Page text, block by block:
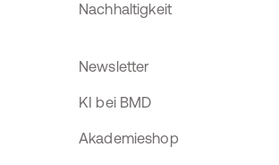
Nachhaltigkeit
Newsletter
KI bei BMD
Akademieshop